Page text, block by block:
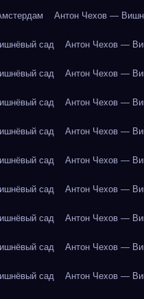
Антон Чехов —
сад Антон Чехов —
сад Антон Чехов —
сад Антон Чехов —
сад Антон Чехов —
сад Антон Чехов —
сад Антон Чехов —
сад Антон Чехов —
сад Антон Чехов —
сад Антон Чехов —